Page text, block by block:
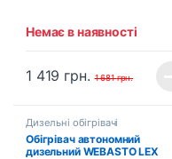
Немає в наявності
1 419 грн. 1 681грн.
Дизельні обігрівачі
Обігрівач автономний
дизельний WEBASTO LEX